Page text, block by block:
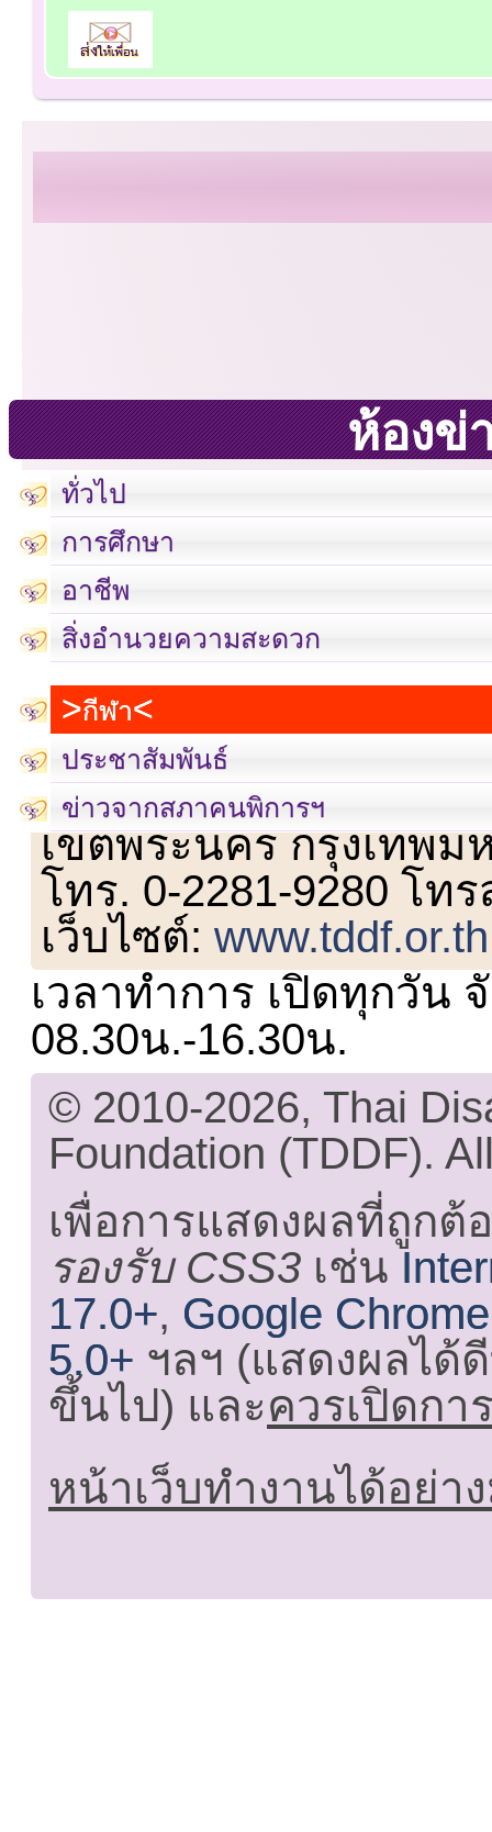
ห้องข่
ทั่วไป
การศึกษา
อาชีพ
สิ่งอำนวยความสะดวก
กีฬา
ประชาสัมพันธ์
ข่าวจากสภาคนพิการฯ
เลขที่ 23 ชั้น 2 ถนนวิ
เขตพระนคร กรุงเทพม
โทร. 0-2281-9280 โท
เว็บไซต์:www.tddf.or.th
เวลาทำการ เปิดทุกวัน
08.30น.-16.30น.
© 2010-2026, Thai
Foundation (TDDF).
เพื่อการแสดงผลที่ถูกต้
รองรับ CSS3 เช่น
17.0+, Google
5.0+ ฯลฯ (แสดงผลได้
ขึ้นไป) และควรเปิดกา
หน้าเว็บทำงานได้อย่า